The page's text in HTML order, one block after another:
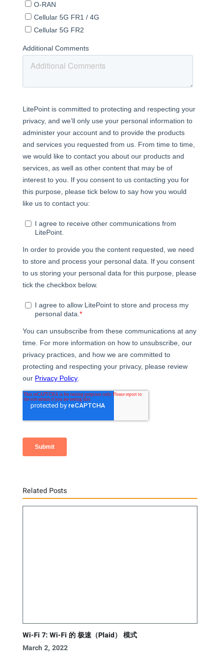
Related Posts
Wi-Fi 7: Wi-Fi 的 极速（Plaid） 模式
March 2, 2022